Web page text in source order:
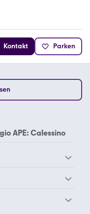
Kontakt Parken
APE: Calessino